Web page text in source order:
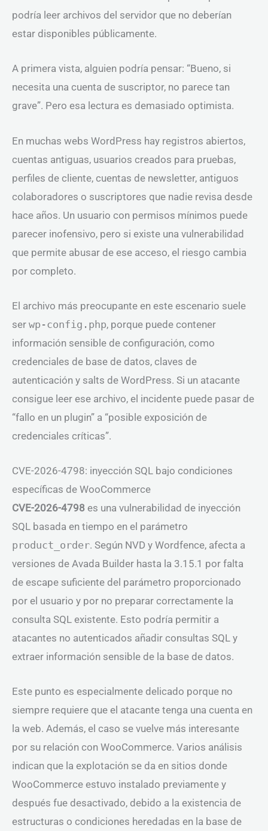
podría leer archivos del servidor que no deberían
estar disponibles públicamente.
A primera vista, alguien podría pensar: “Bueno, si
necesita una cuenta de suscriptor, no parece tan
grave”. Pero esa lectura es demasiado optimista.
En muchas webs WordPress hay registros abiertos,
cuentas antiguas, usuarios creados para pruebas,
perfiles de cliente, cuentas de newsletter, antiguos
colaboradores o suscriptores que nadie revisa desde
hace años. Un usuario con permisos mínimos puede
parecer inofensivo, pero si existe una vulnerabilidad
que permite abusar de ese acceso, el riesgo cambia
por completo.
El archivo más preocupante en este escenario suele
ser wp-config.php, porque puede contener
información sensible de configuración, como
credenciales de base de datos, claves de
autenticación y salts de WordPress. Si un atacante
consigue leer ese archivo, el incidente puede pasar de
“fallo en un plugin” a “posible exposición de
credenciales críticas”.
CVE-2026-4798: inyección SQL bajo condiciones
específicas de WooCommerce
CVE-2026-4798 es una vulnerabilidad de inyección
SQL basada en tiempo en el parámetro
product_order. Según NVD y Wordfence, afecta a
versiones de Avada Builder hasta la 3.15.1 por falta
de escape suficiente del parámetro proporcionado
por el usuario y por no preparar correctamente la
consulta SQL existente. Esto podría permitir a
atacantes no autenticados añadir consultas SQL y
extraer información sensible de la base de datos.
Este punto es especialmente delicado porque no
siempre requiere que el atacante tenga una cuenta en
la web. Además, el caso se vuelve más interesante
por su relación con WooCommerce. Varios análisis
indican que la explotación se da en sitios donde
WooCommerce estuvo instalado previamente y
después fue desactivado, debido a la existencia de
estructuras o condiciones heredadas en la base de